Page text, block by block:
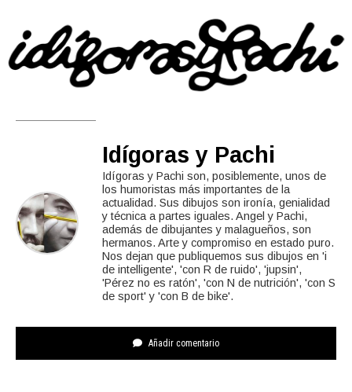
Idígoras y Pachi
Idígoras y Pachi son, posiblemente, unos de
los humoristas más importantes de la
actualidad. Sus dibujos son ironía, genialidad
y técnica a partes iguales. Angel y Pachi,
además de dibujantes y malagueños, son
hermanos. Arte y compromiso en estado puro.
Nos dejan que publiquemos sus dibujos en 'i
de intelligente', 'con R de ruido', 'jupsin',
'Pérez no es ratón', 'con N de nutrición', 'con S
de sport' y 'con B de bike'.
Añadir comentario